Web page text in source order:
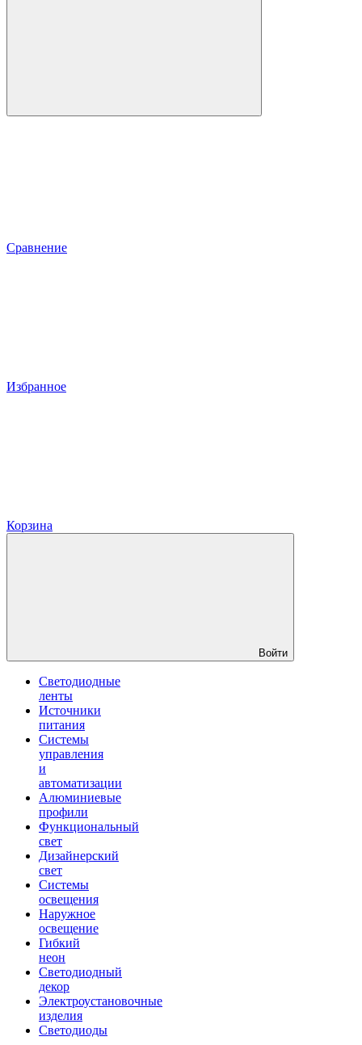
Сравнение
Избранное
Корзина
Войти
Светодиодные
ленты
Источники
питания
Системы
управления
и
автоматизации
Алюминиевые
профили
Функциональный
свет
Дизайнерский
свет
Системы
освещения
Наружное
освещение
Гибкий
неон
Светодиодный
декор
Электроустановочные
изделия
Светодиоды